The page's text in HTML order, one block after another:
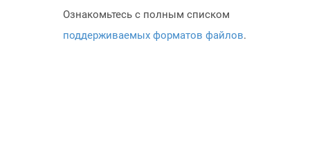
Ознакомьтесь с полным списком
поддерживаемых форматов файлов.